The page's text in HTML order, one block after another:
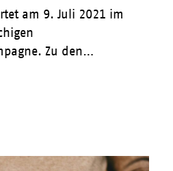
am 9. Juli 2021 im
Zu den…